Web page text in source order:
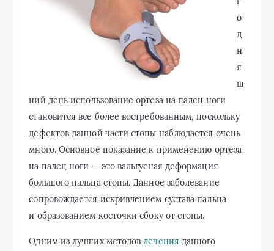
о
д
н
я
ш
ний день использование ортеза на палец ноги
становится все более востребованным, поскольку
дефектов данной части стопы наблюдается очень
много. Основное показание к применению ортеза
на палец ноги — это вальгусная деформация
большого пальца стопы. Данное заболевание
сопровождается искривлением сустава пальца
и образованием косточки сбоку от стопы.
Одним из лучших методовлечения данного